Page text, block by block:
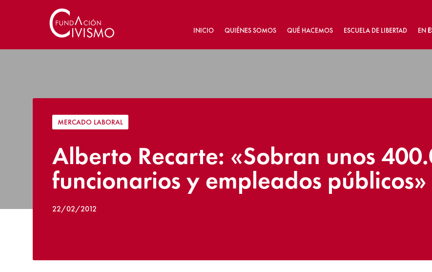
INICIO QUIÉNES SOMOS QUÉ HACEMOS ESCUELA DE LIBERTAD EN
MERCADO LABORAL
Alberto Recarte: «Sobran unos
funcionarios y empleados públicos»
22/02/2012